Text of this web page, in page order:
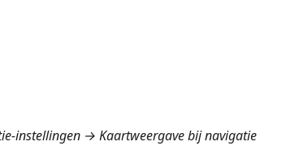
instellingen → Kaartweergave bij navigatie